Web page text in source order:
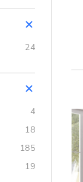
24
4
18
185
19